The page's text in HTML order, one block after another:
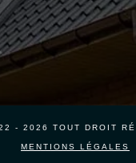
- 2026 TOUT DROIT
MENTIONS LÉGALES